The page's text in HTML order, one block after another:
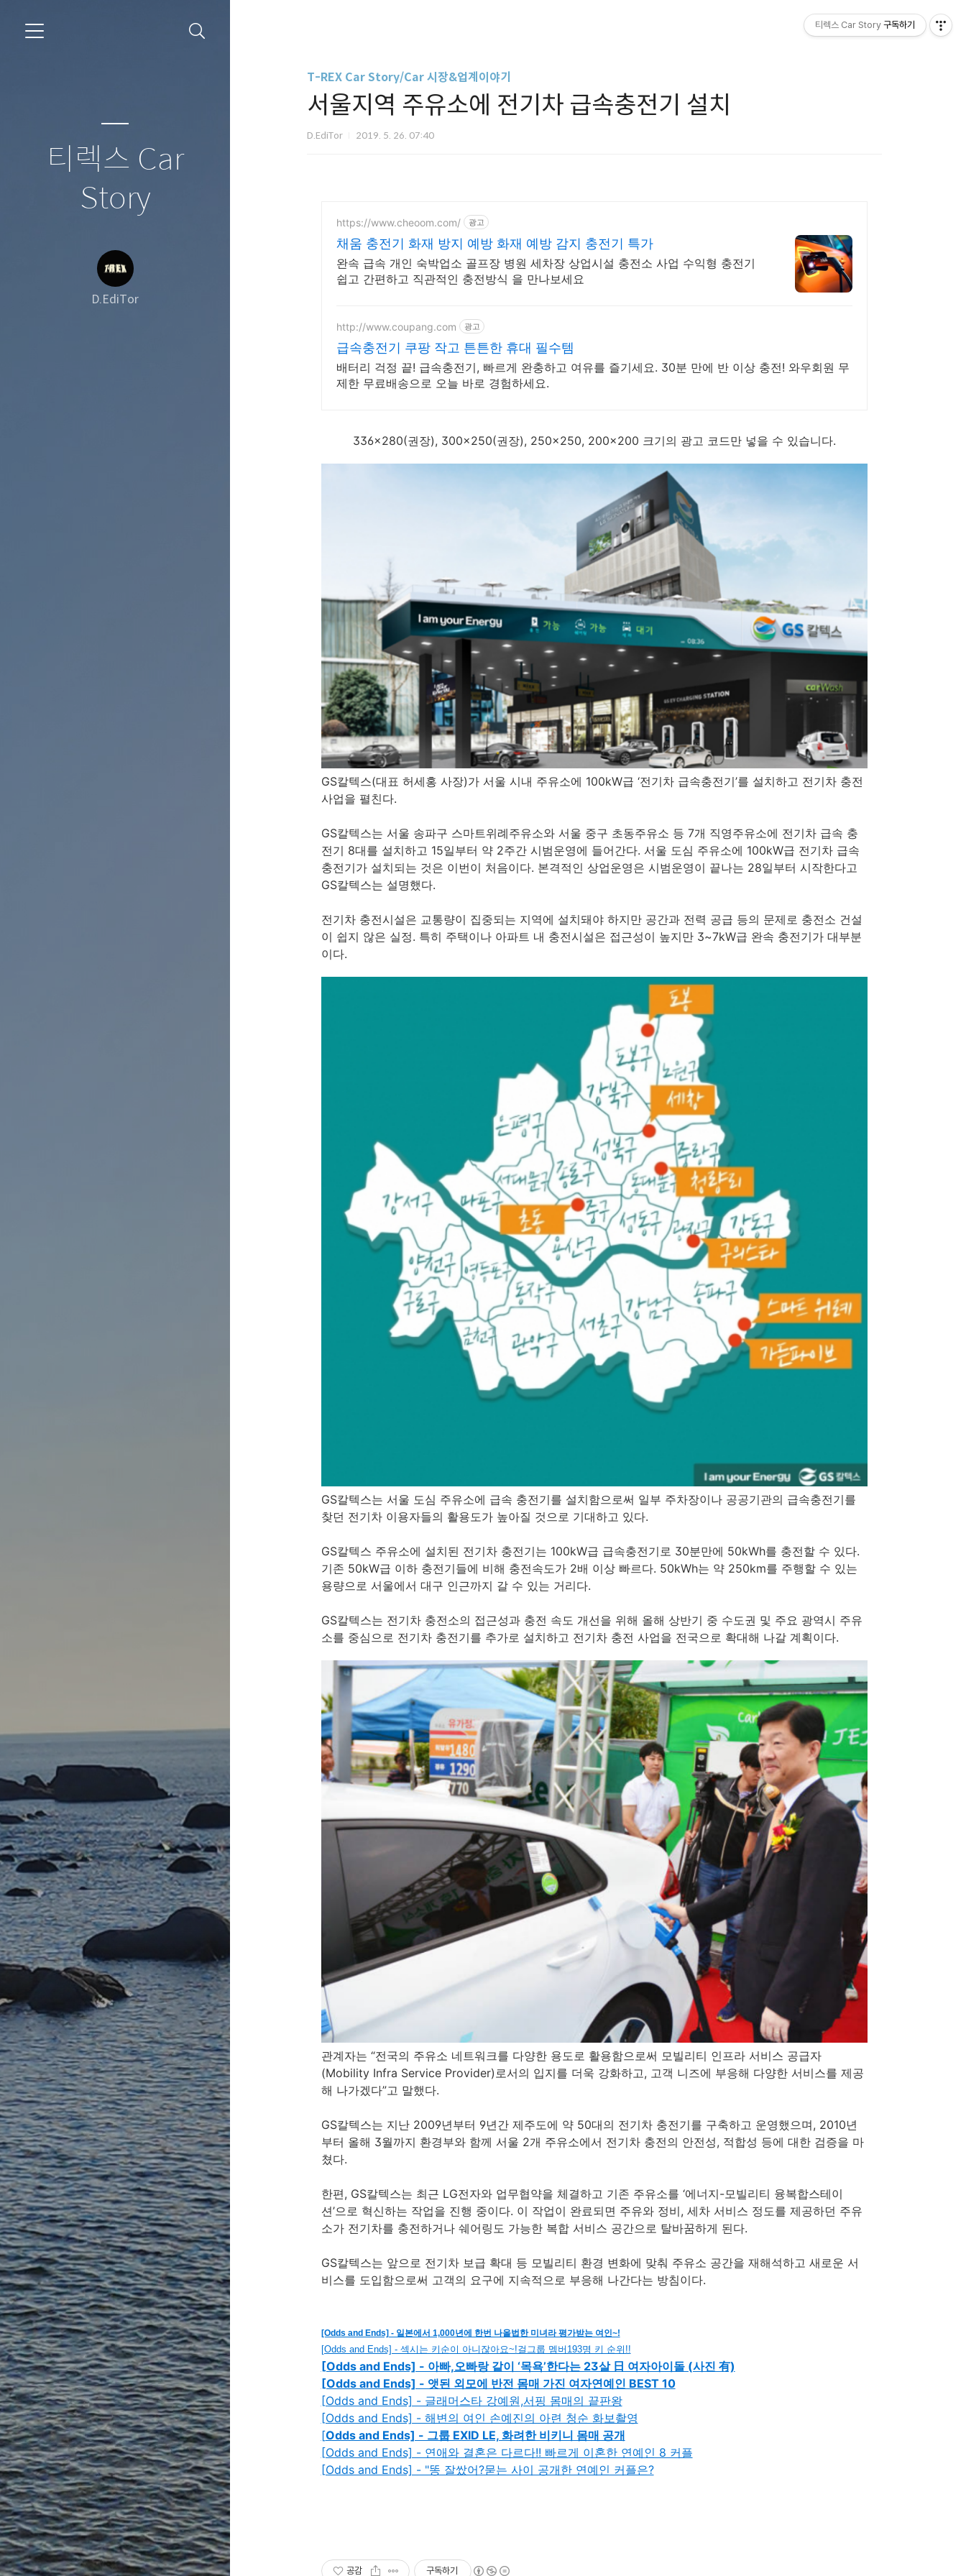
티렉스 Car
Story
D.EdiTor
T-REX Car Story/Car 시장&업계이야기
서울지역 주유소에 전기차 급속충전기 설치
D.EdiTor 2019. 5. 26. 07:40
https://www.cheoom.com/ 광고
채움 충전기 화재 방지 예방 화재 예방 감지 충전기 특가
완속 급속 개인 숙박업소 골프장 병원 세차장 상업시설 충전소 사업 수익형 충전기
쉽고 간편하고 직관적인 충전방식 을 만나보세요
http://www.coupang.com 광고
급속충전기 쿠팡 작고 튼튼한 휴대 필수템
배터리 걱정 끝! 급속충전기, 빠르게 완충하고 여유를 즐기세요. 30분 만에 반 이상 충전! 와우회원 무
제한 무료배송으로 오늘 바로 경험하세요.
336x280(권장), 300x250(권장), 250x250, 200x200 크기의 광고 코드만 넣을 수 있습니다.
GS칼텍스(대표 허세홍 사장)가 서울 시내 주유소에 100kW급 ‘전기차 급속충전기’를 설치하고 전기차 충전
사업을 펼친다.
GS칼텍스는 서울 송파구 스마트위례주유소와 서울 중구 초동주유소 등 7개 직영주유소에 전기차 급속 충
전기 8대를 설치하고 15일부터 약 2주간 시범운영에 들어간다. 서울 도심 주유소에 100kW급 전기차 급속
충전기가 설치되는 것은 이번이 처음이다. 본격적인 상업운영은 시범운영이 끝나는 28일부터 시작한다고
GS칼텍스는 설명했다.
전기차 충전시설은 교통량이 집중되는 지역에 설치돼야 하지만 공간과 전력 공급 등의 문제로 충전소 건설
이 쉽지 않은 실정. 특히 주택이나 아파트 내 충전시설은 접근성이 높지만 3~7kW급 완속 충전기가 대부분
이다.
GS칼텍스는 서울 도심 주유소에 급속 충전기를 설치함으로써 일부 주차장이나 공공기관의 급속충전기를
찾던 전기차 이용자들의 활용도가 높아질 것으로 기대하고 있다.
GS칼텍스 주유소에 설치된 전기차 충전기는 100kW급 급속충전기로 30분만에 50kWh를 충전할 수 있다.
기존 50kW급 이하 충전기들에 비해 충전속도가 2배 이상 빠르다. 50kWh는 약 250km를 주행할 수 있는
용량으로 서울에서 대구 인근까지 갈 수 있는 거리다.
GS칼텍스는 전기차 충전소의 접근성과 충전 속도 개선을 위해 올해 상반기 중 수도권 및 주요 광역시 주유
소를 중심으로 전기차 충전기를 추가로 설치하고 전기차 충전 사업을 전국으로 확대해 나갈 계획이다.
관계자는 “전국의 주유소 네트워크를 다양한 용도로 활용함으로써 모빌리티 인프라 서비스 공급자
(Mobility Infra Service Provider)로서의 입지를 더욱 강화하고, 고객 니즈에 부응해 다양한 서비스를 제공
해 나가겠다”고 말했다.
GS칼텍스는 지난 2009년부터 9년간 제주도에 약 50대의 전기차 충전기를 구축하고 운영했으며, 2010년
부터 올해 3월까지 환경부와 함께 서울 2개 주유소에서 전기차 충전의 안전성, 적합성 등에 대한 검증을 마
쳤다.
한편, GS칼텍스는 최근 LG전자와 업무협약을 체결하고 기존 주유소를 ‘에너지-모빌리티 융복합스테이
션’으로 혁신하는 작업을 진행 중이다. 이 작업이 완료되면 주유와 정비, 세차 서비스 정도를 제공하던 주유
소가 전기차를 충전하거나 쉐어링도 가능한 복합 서비스 공간으로 탈바꿈하게 된다.
GS칼텍스는 앞으로 전기차 보급 확대 등 모빌리티 환경 변화에 맞춰 주유소 공간을 재해석하고 새로운 서
비스를 도입함으로써 고객의 요구에 지속적으로 부응해 나간다는 방침이다.
[Odds and Ends] - 일본에서 1,000년에 한번 나올법한 미녀라 평가받는 여인~!
[Odds and Ends] - 섹시는 키순이 아니잖아요~!걸그룹 멤버193명 키 순위!!
[Odds and Ends] - 아빠,오빠랑 같이 ‘목욕’한다는 23살 日 여자아이돌 (사진 有)
[Odds and Ends] - 앳된 외모에 반전 몸매 가진 여자연예인 BEST 10
[Odds and Ends] - 글래머스타 강예원,서핑 몸매의 끝판왕
[Odds and Ends] - 해변의 여인 손예진의 아련 청순 화보촬영
[Odds and Ends] - 그룹 EXID LE, 화려한 비키니 몸매 공개
[Odds and Ends] - 연애와 결혼은 다르다!! 빠르게 이혼한 연예인 8 커플
[Odds and Ends] - "똥 잘쌌어?묻는 사이 공개한 연예인 커플은?
공감 구독하기
티렉스 Car Story 구독하기